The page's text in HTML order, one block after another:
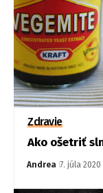
Zdravie
Ako ošetriť
Andrea 7. júla 2020